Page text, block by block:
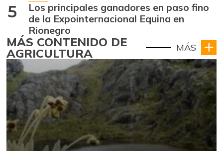
5
Los principales ganadores en paso fino
de la Expointernacional Equina en
Rionegro
MÁS CONTENIDO DE
AGRICULTURA MÁS